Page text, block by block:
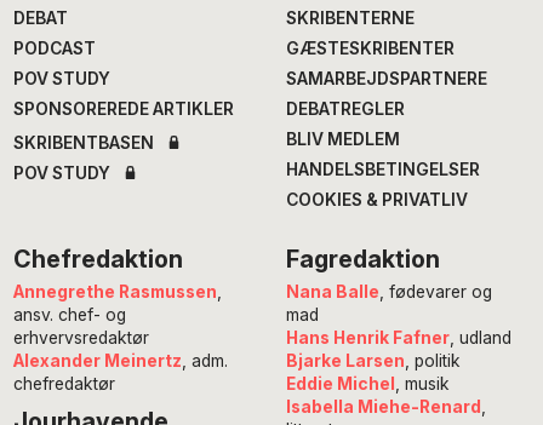
DEBAT
PODCAST
POV STUDY
SPONSOREREDE ARTIKLER
SKRIBENTBASEN
POV STUDY
SKRIBENTERNE
GÆSTESKRIBENTER
SAMARBEJDSPARTNERE
DEBATREGLER
BLIV MEDLEM
HANDELSBETINGELSER
COOKIES & PRIVATLIV
Chefredaktion
Annegrethe Rasmussen
ansv. chef- og
erhvervsredaktør
Alexander Meinertz , adm.
chefredaktør
Fagredaktion
Nana Balle , fødevarer og
mad
Hans Henrik Fafner, udland
Bjarke Larsen , politik
Eddie Michel
, musik
Isabella Miehe-Renard